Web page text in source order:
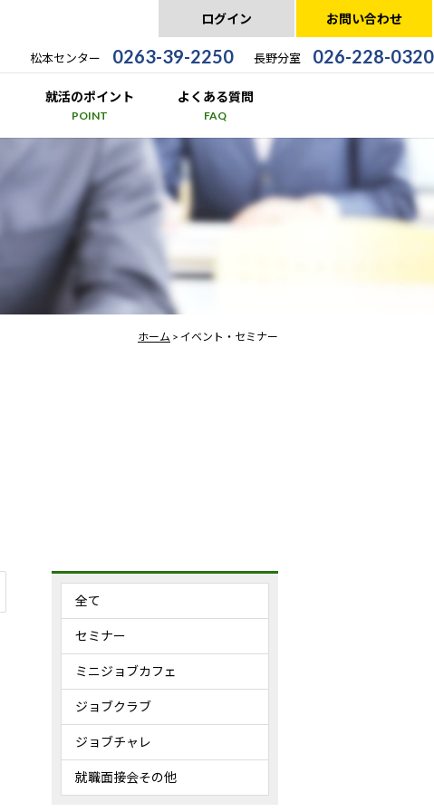
ログイン お問い合わせ
松本センター 0263-39-2250 長野分室 026-228-0320
就活のポイント
POINT
よくある質問
FAQ
ホーム > イベント・セミナー
全て
セミナー
ミニジョブカフェ
ジョブクラブ
ジョブチャレ
就職面接会その他